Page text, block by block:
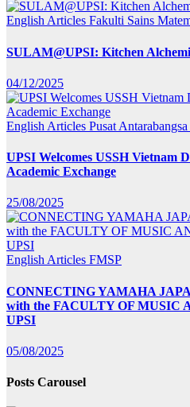
English Articles Fakulti Sains
SULAM@UPSI: Kitchen
04/12/2025
English Articles Pusat
UPSI Welcomes USSH Vietnam
Academic Exchange
25/08/2025
English Articles FMSP
CONNECTING YAMAHA
with the FACULTY OF MUSIC
UPSI
05/08/2025
Posts Carousel